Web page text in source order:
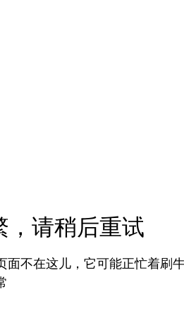
，请稍后重试
面不在这儿，它可能正忙着刷